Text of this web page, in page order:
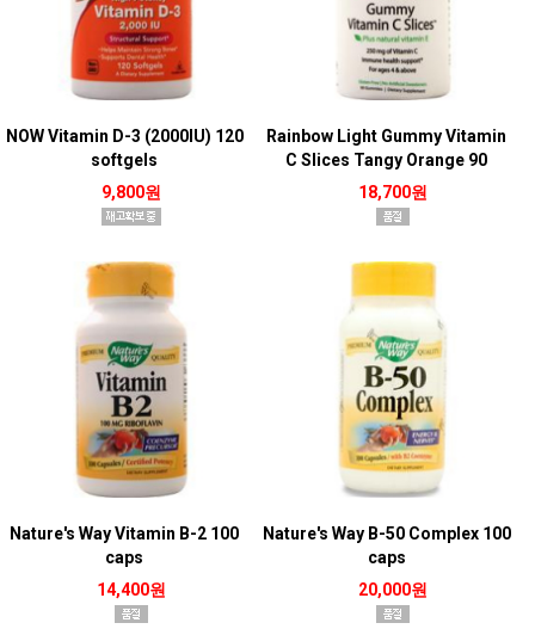
NOW Vitamin D-3 (2000IU) 120
softgels
9,800원
Rainbow Light Gummy Vitamin
C Slices Tangy Orange 90
gummy
18,700원
Nature's Way Vitamin B-2 100
caps
14,400원
Nature's Way B-50 Complex 100
caps
20,000원